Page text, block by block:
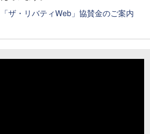
「ザ・リバティWeb」協賛金のご案内